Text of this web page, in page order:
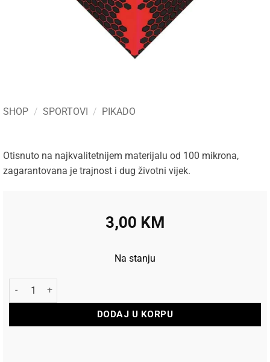
SHOP / SPORTOVI / PIKADO
Otisnuto na najkvalitetnijem materijalu od 100 mikrona,
zagarantovana je trajnost i dug životni vijek.
3,00 KM
Na stanju
Harrows Pikado Pera Prime Hex Red količina
DODAJ U KORPU